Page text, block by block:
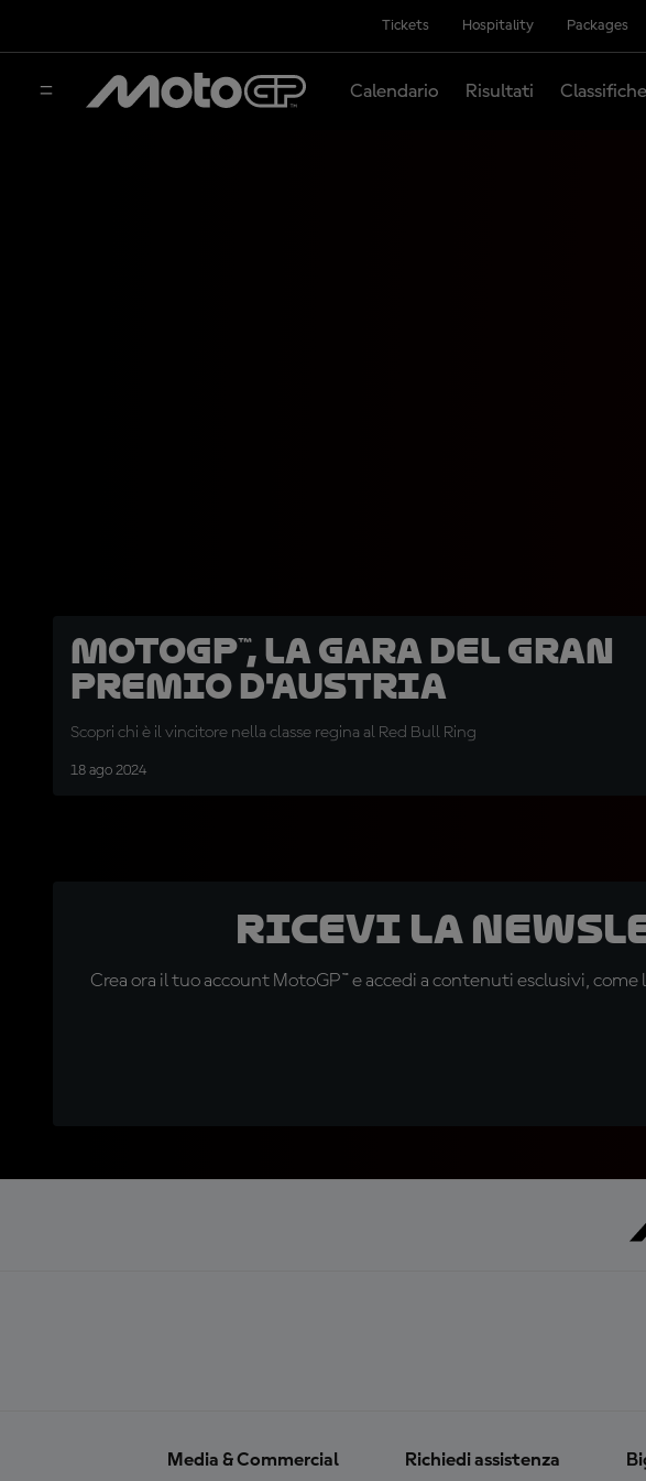
Tickets Hospitality Packages
Calendario Risultati Classifiche
MotoGP™, la gara del Gran
Premio d'Austria
Scopri chi è il vincitore nella classe regina al Red Bull Ring
18 ago 2024
Ricevi la
Crea ora il tuo account MotoGP™ e accedi a contenuti esclusivi,
Media & Commercial Richiedi assistenza